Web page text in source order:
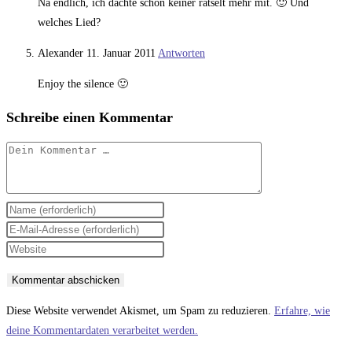
Na endlich, ich dachte schon keiner rätselt mehr mit. 🙂 Und
welches Lied?
Alexander 11. Januar 2011 Antworten
Enjoy the silence 🙂
Schreibe einen Kommentar
Kommentar
Gib
deinen
Namen
zum
Kommentieren
Gib
deine
Adresse
zum
Gib
URL
ein
Diese Website verwendet Akismet, um Spam zu reduzieren. Erfahre, wie
deine Kommentardaten verarbeitet werden.